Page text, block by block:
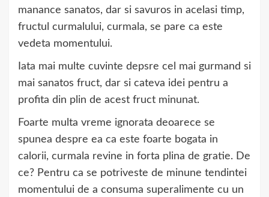
manance sanatos, dar si savuros in acelasi timp,
fructul curmalului, curmala, se pare ca este
vedeta momentului.
Iata mai multe cuvinte depsre cel mai gurmand si
mai sanatos fruct, dar si cateva idei pentru a
profita din plin de acest fruct minunat.
Foarte multa vreme ignorata deoarece se
spunea despre ea ca este foarte bogata in
calorii, curmala revine in forta plina de gratie. De
ce? Pentru ca se potriveste de minune tendintei
momentului de a consuma superalimente cu un